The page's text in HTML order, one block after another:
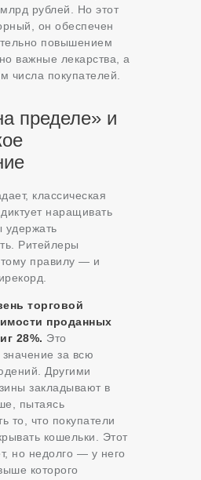
рублей. Но этот
он обеспечен
повышением
важные лекарства, а
числа покупателей.
пределе» и
классическая
наращивать
удержать
Ритейлеры
правилу — и
торговой
проданных
28%. Это
за всю
Другими
закладывают в
пытаясь
то, что покупатели
кошельки. Этот
но недолго — у него
которого